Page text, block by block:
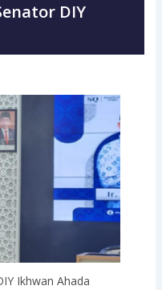
DIY
Ikhwan Ahada